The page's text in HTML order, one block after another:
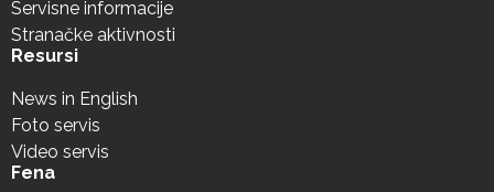
Servisne informacije
Stranačke aktivnosti
Resursi
News in English
Foto servis
Video servis
Fena